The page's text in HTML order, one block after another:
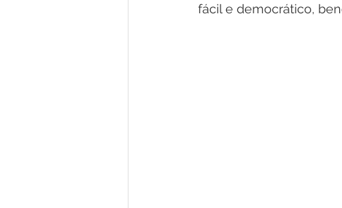
fácil e democrático,